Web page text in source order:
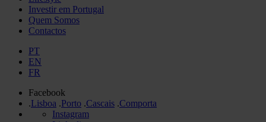
Investir em Portugal
Quem Somos
Contactos
PT
EN
FR
Facebook
.Lisboa .Porto .Cascais .Comporta
Instagram